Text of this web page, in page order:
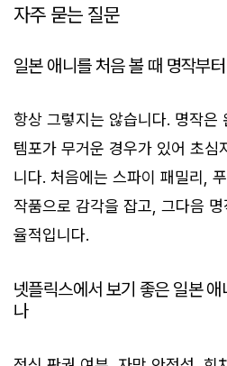
자주 묻는 질문
일본 애니를 처음 볼 때 명작부
항상 그렇지는 않습니다. 명작은
템포가 무거운 경우가 있어 초심
니다. 처음에는 스파이 패밀리,
작품으로 감각을 잡고, 그다음
율적입니다.
넷플릭스에서 보기 좋은 일본
나